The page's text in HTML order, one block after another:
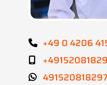
+49 0 4206